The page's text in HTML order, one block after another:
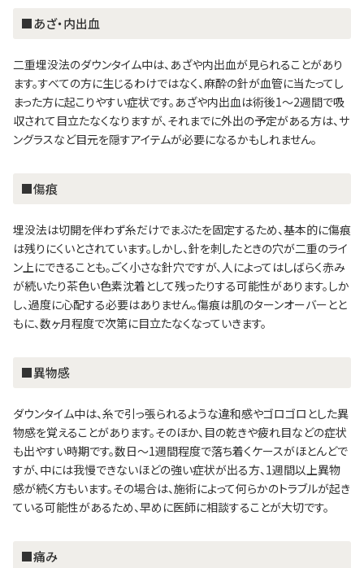
■あざ・内出血
二重埋没法のダウンタイム中は、あざや内出血が見られることがあり
ます。すべての方に生じるわけではなく、麻酔の針が血管に当たってし
まった方に起こりやすい症状です。あざや内出血は術後1～2週間で吸
収されて目立たなくなりますが、それまでに外出の予定がある方は、サ
ングラスなど目元を隠すアイテムが必要になるかもしれません。
■傷痕
埋没法は切開を伴わず糸だけでまぶたを固定するため、基本的に傷痕
は残りにくいとされています。しかし、針を刺したときの穴が二重のライ
ン上にできることも。ごく小さな針穴ですが、人によってはしばらく赤み
が続いたり茶色い色素沈着として残ったりする可能性があります。しか
し、過度に心配する必要はありません。傷痕は肌のターンオーバーとと
もに、数ヶ月程度で次第に目立たなくなっていきます。
■異物感
ダウンタイム中は、糸で引っ張られるような違和感やゴロゴロとした異
物感を覚えることがあります。そのほか、目の乾きや疲れ目などの症状
も出やすい時期です。数日～1週間程度で落ち着くケースがほとんどで
すが、中には我慢できないほどの強い症状が出る方、1週間以上異物
感が続く方もいます。その場合は、施術によって何らかのトラブルが起き
ている可能性があるため、早めに医師に相談することが大切です。
■痛み